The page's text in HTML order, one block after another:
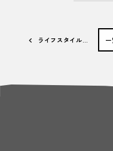
ライフスタイル…